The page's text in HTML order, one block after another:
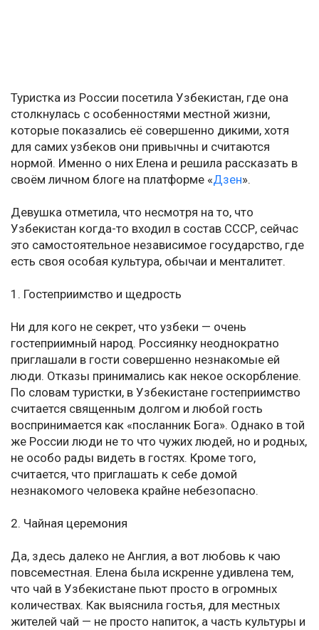
Туристка из России посетила Узбекистан, где она
столкнулась с особенностями местной жизни,
которые показались её совершенно дикими, хотя
для самих узбеков они привычны и считаются
нормой. Именно о них Елена и решила рассказать в
своём личном блоге на платформе «Дзен».
Девушка отметила, что несмотря на то, что
Узбекистан когда-то входил в состав СССР, сейчас
это самостоятельное независимое государство, где
есть своя особая культура, обычаи и менталитет.
1. Гостеприимство и щедрость
Ни для кого не секрет, что узбеки — очень
гостеприимный народ. Россиянку неоднократно
приглашали в гости совершенно незнакомые ей
люди. Отказы принимались как некое оскорбление.
По словам туристки, в Узбекистане гостеприимство
считается священным долгом и любой гость
воспринимается как «посланник Бога». Однако в той
же России люди не то что чужих людей, но и родных,
не особо рады видеть в гостях. Кроме того,
считается, что приглашать к себе домой
незнакомого человека крайне небезопасно.
2. Чайная церемония
Да, здесь далеко не Англия, а вот любовь к чаю
повсеместная. Елена была искренне удивлена тем,
что чай в Узбекистане пьют просто в огромных
количествах. Как выяснила гостья, для местных
жителей чай — не просто напиток, а часть культуры и